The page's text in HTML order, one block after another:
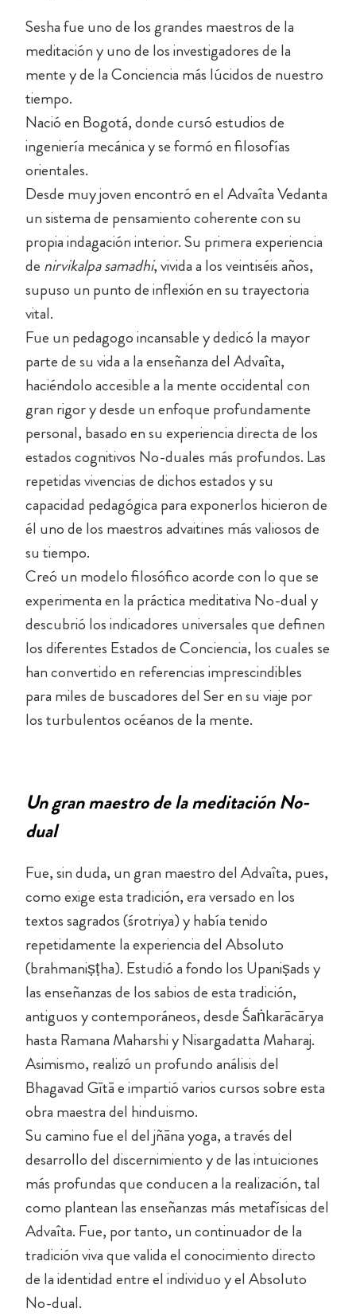
Sesha fue uno de los grandes maestros de la
meditación y uno de los investigadores de la
mente y de la Conciencia más lúcidos de nuestro
tiempo.
Nació en Bogotá, donde cursó estudios de
ingeniería mecánica y se formó en filosofías
orientales.
Desde muy joven encontró en el Advaîta Vedanta
un sistema de pensamiento coherente con su
propia indagación interior. Su primera experiencia
de nirvikalpa samadhi, vivida a los veintiséis años,
supuso un punto de inflexión en su trayectoria
vital.
Fue un pedagogo incansable y dedicó la mayor
parte de su vida a la enseñanza del Advaîta,
haciéndolo accesible a la mente occidental con
gran rigor y desde un enfoque profundamente
personal, basado en su experiencia directa de los
estados cognitivos No-duales más profundos. Las
repetidas vivencias de dichos estados y su
capacidad pedagógica para exponerlos hicieron de
él uno de los maestros advaitines más valiosos de
su tiempo.
Creó un modelo filosófico acorde con lo que se
experimenta en la práctica meditativa No-dual y
descubrió los indicadores universales que definen
los diferentes Estados de Conciencia, los cuales se
han convertido en referencias imprescindibles
para miles de buscadores del Ser en su viaje por
los turbulentos océanos de la mente.
Un gran maestro de la meditación No-
dual
Fue, sin duda, un gran maestro del Advaîta, pues,
como exige esta tradición, era versado en los
textos sagrados (śrotriya) y había tenido
repetidamente la experiencia del Absoluto
(brahmaniṣṭha). Estudió a fondo los Upaniṣads y
las enseñanzas de los sabios de esta tradición,
antiguos y contemporáneos, desde Śaṅkarācārya
hasta Ramana Maharshi y Nisargadatta Maharaj.
Asimismo, realizó un profundo análisis del
Bhagavad Gītā e impartió varios cursos sobre esta
obra maestra del hinduismo.
Su camino fue el del jñāna yoga, a través del
desarrollo del discernimiento y de las intuiciones
más profundas que conducen a la realización, tal
como plantean las enseñanzas más metafísicas del
Advaîta. Fue, por tanto, un continuador de la
tradición viva que valida el conocimiento directo
de la identidad entre el individuo y el Absoluto
No-dual.